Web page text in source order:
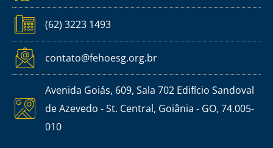
(62) 3223 1493
contato@fehoesg.org.br
Avenida Goiás, 609, Sala 702 Edifício Sandoval
de Azevedo - St. Central, Goiânia - GO, 74.005-
010